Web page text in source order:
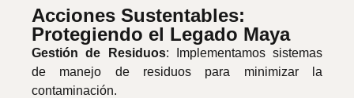
Acciones Sustentables:
Protegiendo el Legado Maya
Gestión de Residuos: Implementamos sistemas
de manejo de residuos para minimizar la
contaminación.